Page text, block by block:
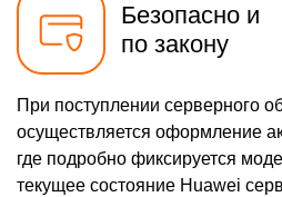
Безопасно и
по закону
При поступлении серверного
осуществляется оформление
где подробно фиксируется
текущее состояние Huawei